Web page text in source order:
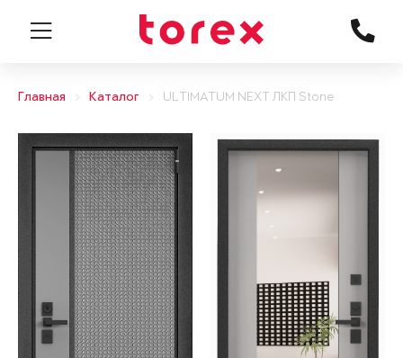
Главная Каталог ULTIMATUM NEXT ЛКП Stone